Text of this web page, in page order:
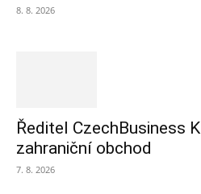
8. 8. 2026
Ředitel CzechBusiness
zahraniční obchod
7. 8. 2026